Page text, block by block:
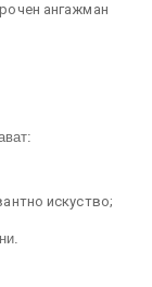
ангажман
искуство;